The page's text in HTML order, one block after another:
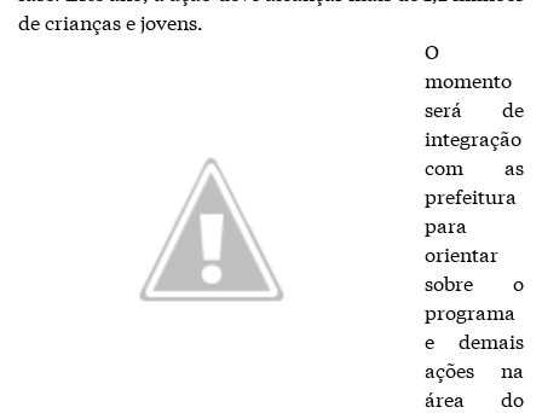
de crianças e jovens.
O
momento
será de
integração
com as
prefeitura
para
orientar
sobre o
programa
e demais
ações na
área do